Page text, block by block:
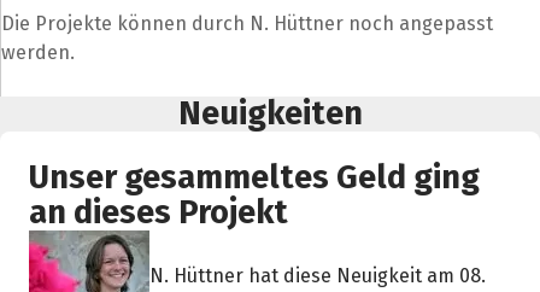
Die Projekte können durch N. Hüttner noch angepasst
werden.
Neuigkeiten
Unser gesammeltes Geld ging
an dieses Projekt
N. Hüttner hat diese Neuigkeit am 08.